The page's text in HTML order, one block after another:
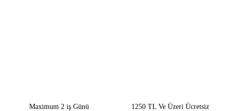
Maximum 2 iş Günü
1250 TL Ve Üzeri Ücretsiz